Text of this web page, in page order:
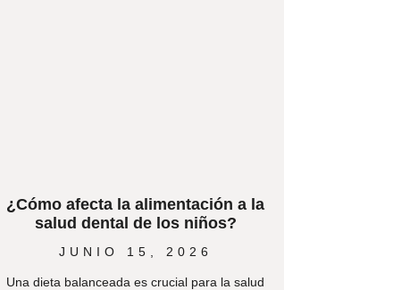
¿Cómo afecta la alimentación a la
salud dental de los niños?
JUNIO 15, 2026
Una dieta balanceada es crucial para la salud